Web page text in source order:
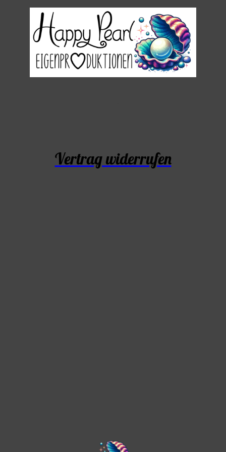
Vertrag widerrufen